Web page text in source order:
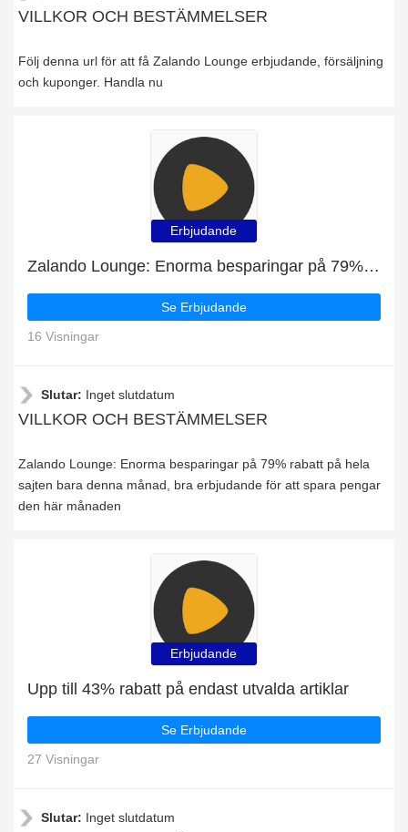
VILLKOR OCH BESTÄMMELSER
Följ denna url för att få Zalando Lounge erbjudande, försäljning
och kuponger. Handla nu
Erbjudande
Zalando Lounge: Enorma besparingar på 79% rabatt på hela sajten bara denna månad
Se Erbjudande
16 Visningar
Slutar: Inget slutdatum
VILLKOR OCH BESTÄMMELSER
Zalando Lounge: Enorma besparingar på 79% rabatt på hela
sajten bara denna månad, bra erbjudande för att spara pengar
den här månaden
Erbjudande
Upp till 43% rabatt på endast utvalda artiklar
Se Erbjudande
27 Visningar
Slutar: Inget slutdatum